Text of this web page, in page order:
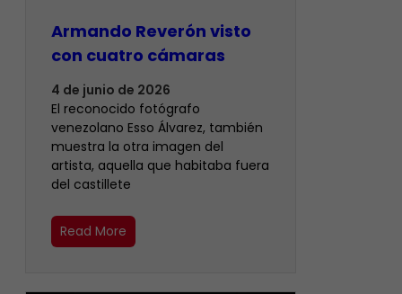
Armando Reverón visto
con cuatro cámaras
4 de junio de 2026
‎El reconocido fotógrafo
venezolano Esso Álvarez, también
muestra la otra imagen del
artista, aquella que habitaba fuera
del castillete ‎
Read More